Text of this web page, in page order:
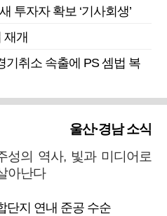
투자자 확보 ‘기사회생’
개
취소 속출에 PS 셈법 복
울산·경남 소식
성의 역사, 빛과 미디어로
아난다
단지 연내 준공 수순